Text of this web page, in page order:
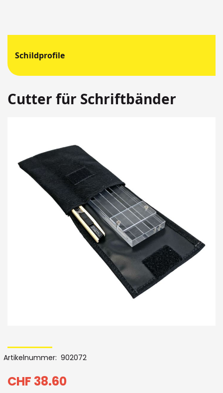
Schildprofile
Cutter für Schriftbänder
zum
Ende
Bildergalerie
to
the
beginning
CHF 38.60
Artikelnummer 902072